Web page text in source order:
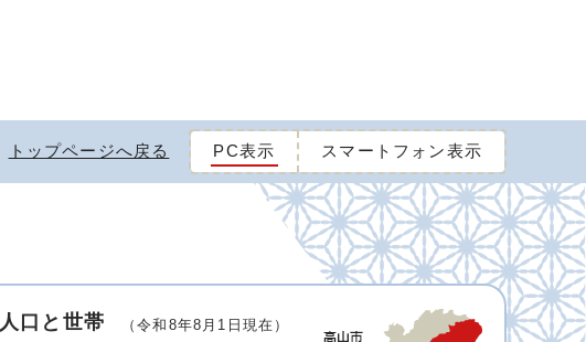
トップページへ戻る PC表示 スマートフォン表示
人口と世帯 （令和8年8月1日現在）